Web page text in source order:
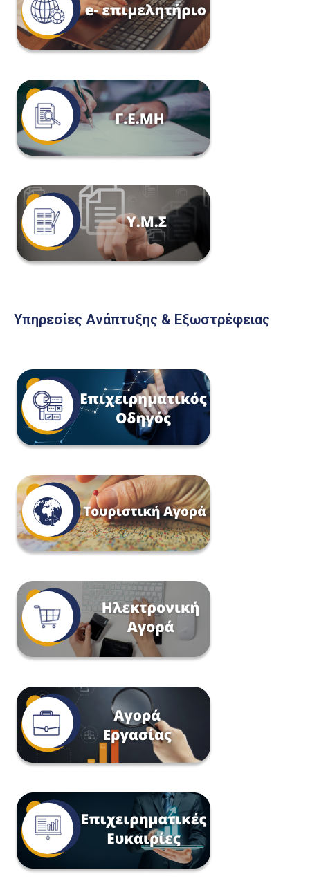
Υπηρεσίες Ανάπτυξης & Εξωστρέφειας